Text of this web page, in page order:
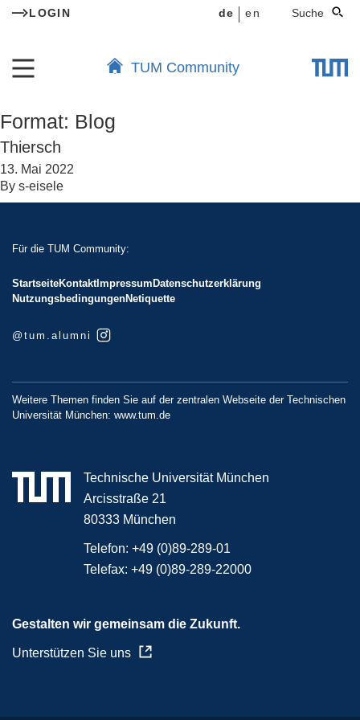
LOGIN de en Suche
TUM Community
Format: Blog
Thiersch
13. Mai 2022
By s-eisele
Für die TUM Community:
StartseiteKontaktImpressum Datenschutzerklärung
NutzungsbedingungenNetiquette
@tum.alumni
Weitere Themen finden Sie auf der zentralen Webseite der Technischen
Universität München: www.tum.de
Technische Universität München
Arcisstraße 21
80333 München
Telefon: +49 (0)89-289-01
Telefax: +49 (0)89-289-22000
Gestalten wir gemeinsam die Zukunft.
Unterstützen Sie uns